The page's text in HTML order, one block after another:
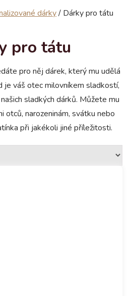
dárky/ Dárky pro tátu
pro tátu
pro něj dárek, který mu udělá
je váš otec milovníkem sladkostí,
sladkých dárků. Můžete mu
otců, narozeninám, svátku nebo
při jakékoli jiné příležitosti.